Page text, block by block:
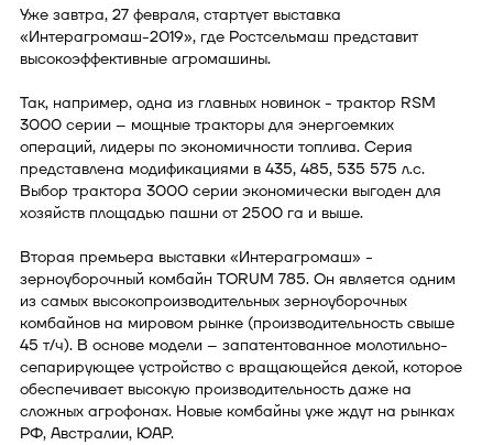
Уже завтра, 27 февраля, стартует выставка
«Интерагромаш-2019», где Ростсельмаш представит
высокоэффективные агромашины.
Так, например, одна из главных новинок - трактор RSM
3000 серии – мощные тракторы для энергоемких
операций, лидеры по экономичности топлива. Серия
представлена модификациями в 435, 485, 535 575 л.с.
Выбор трактора 3000 серии экономически выгоден для
хозяйств площадью пашни от 2500 га и выше.
Вторая премьера выставки «Интерагромаш» -
зерноуборочный комбайн TORUM 785. Он является одним
из самых высокопроизводительных зерноуборочных
комбайнов на мировом рынке (производительность свыше
45 т/ч). В основе модели – запатентованное молотильно-
сепарирующее устройство с вращающейся декой, которое
обеспечивает высокую производительность даже на
сложных агрофонах. Новые комбайны уже ждут на рынках
РФ, Австралии, ЮАР.